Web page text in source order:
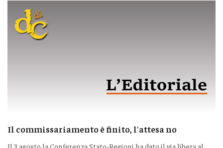
Il commissariamento è finito, l'attesa no